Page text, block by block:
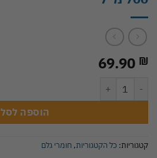
69.90 ₪
הוספה לסל
קטגוריות: כל הקטגוריות, חומרי גלם